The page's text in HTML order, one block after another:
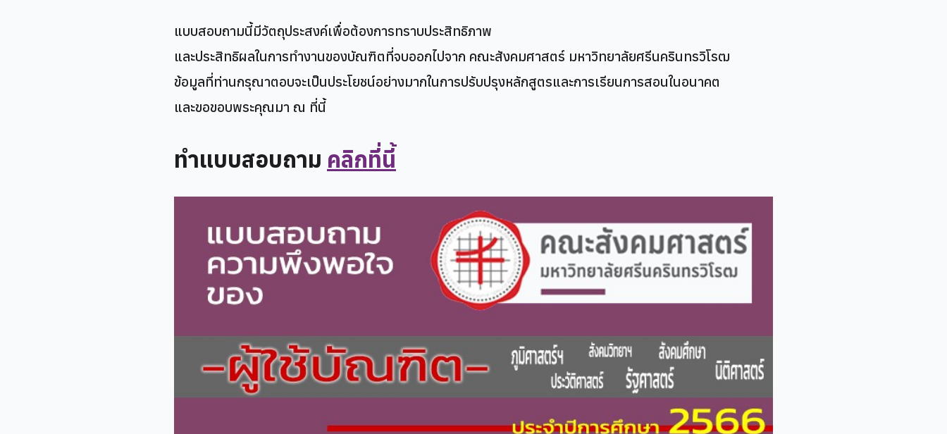
แบบสอบถามนี้มีวัตถุประสงค์เพื่อต้องการทราบประสิทธิภาพ
และประสิทธิผลในการทำงานของบัณฑิตที่จบออกไปจาก คณะสังคมศาสตร์ มหาวิทยาลัยศรีนครินทรวิโรฒ
ข้อมูลที่ท่านกรุณาตอบจะเป็นประโยชน์อย่างมากในการปรับปรุงหลักสูตรและการเรียนการสอนในอนาคต
และขอขอบพระคุณมา ณ ที่นี้
ทำแบบสอบถาม คลิกที่นี้